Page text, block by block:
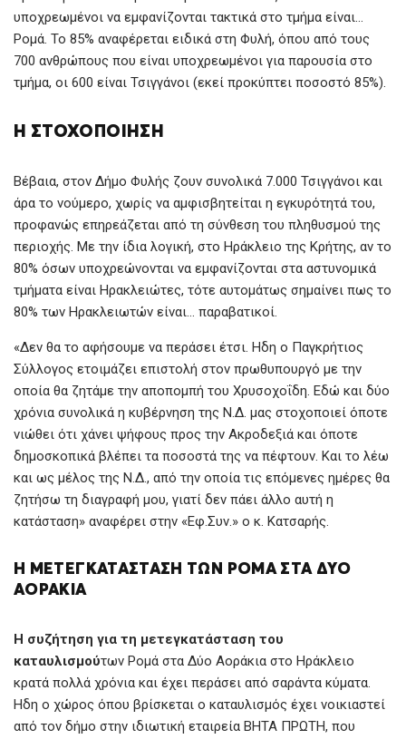
υποχρεωμένοι να εμφανίζονται τακτικά στο τμήμα είναι…
Ρομά. Το 85% αναφέρεται ειδικά στη Φυλή, όπου από τους
700 ανθρώπους που είναι υποχρεωμένοι για παρουσία στο
τμήμα, οι 600 είναι Τσιγγάνοι (εκεί προκύπτει ποσοστό 85%).
Η ΣΤΟΧΟΠΟΊΗΣΗ
Βέβαια, στον Δήμο Φυλής ζουν συνολικά 7.000 Τσιγγάνοι και
άρα το νούμερο, χωρίς να αμφισβητείται η εγκυρότητά του,
προφανώς επηρεάζεται από τη σύνθεση του πληθυσμού της
περιοχής. Με την ίδια λογική, στο Ηράκλειο της Κρήτης, αν το
80% όσων υποχρεώνονται να εμφανίζονται στα αστυνομικά
τμήματα είναι Ηρακλειώτες, τότε αυτομάτως σημαίνει πως το
80% των Ηρακλειωτών είναι… παραβατικοί.
«Δεν θα το αφήσουμε να περάσει έτσι. Ηδη ο Παγκρήτιος
Σύλλογος ετοιμάζει επιστολή στον πρωθυπουργό με την
οποία θα ζητάμε την αποπομπή του Χρυσοχοΐδη. Εδώ και δύο
χρόνια συνολικά η κυβέρνηση της Ν.Δ. μας στοχοποιεί όποτε
νιώθει ότι χάνει ψήφους προς την Ακροδεξιά και όποτε
δημοσκοπικά βλέπει τα ποσοστά της να πέφτουν. Και το λέω
και ως μέλος της Ν.Δ., από την οποία τις επόμενες ημέρες θα
ζητήσω τη διαγραφή μου, γιατί δεν πάει άλλο αυτή η
κατάσταση» αναφέρει στην «Εφ.Συν.» ο κ. Κατσαρής.
Η ΜΕΤΕΓΚΑΤΆΣΤΑΣΗ ΤΩΝ ΡΟΜΆ ΣΤΑ ΔΎΟ
ΑΟΡΆΚΙΑ
Η συζήτηση για τη μετεγκατάσταση του
καταυλισμούτων Ρομά στα Δύο Αοράκια στο Ηράκλειο
κρατά πολλά χρόνια και έχει περάσει από σαράντα κύματα.
Ηδη ο χώρος όπου βρίσκεται ο καταυλισμός έχει νοικιαστεί
από τον δήμο στην ιδιωτική εταιρεία ΒΗΤΑ ΠΡΩΤΗ, που